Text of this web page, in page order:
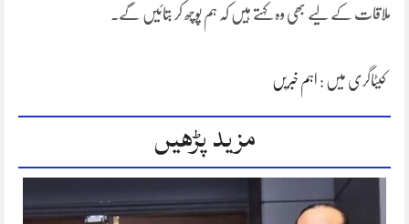
ملاقات کے لیے بھی وہ کہتے ہیں کہ ہم پوچھ کر بتائیں گے۔
کیٹاگری میں : اہم خبریں
مزید پڑھیں